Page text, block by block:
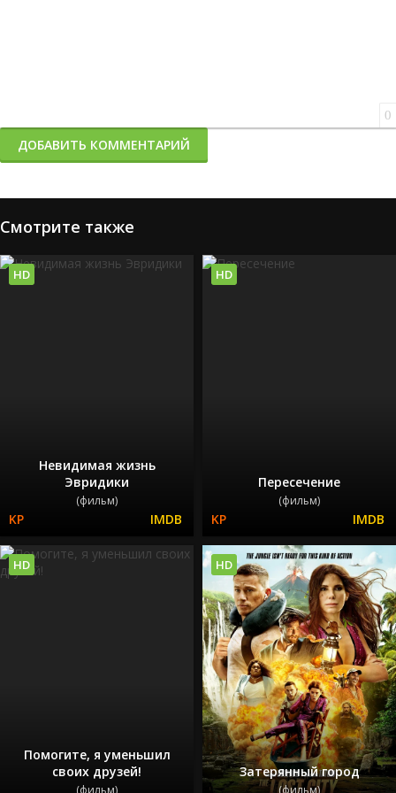
0
ДОБАВИТЬ КОММЕНТАРИЙ
Смотрите также
Невидимая жизнь
Эвридики
(фильм)
HD
Пересечение
(фильм)
HD
Помогите, я уменьшил
своих друзей!
(фильм)
HD
Затерянный город
(фильм)
HD